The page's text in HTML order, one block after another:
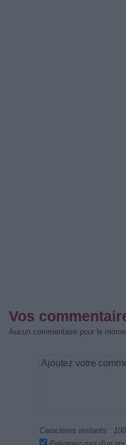
Vos
Aucun commentaire pour le
Caractères restants :